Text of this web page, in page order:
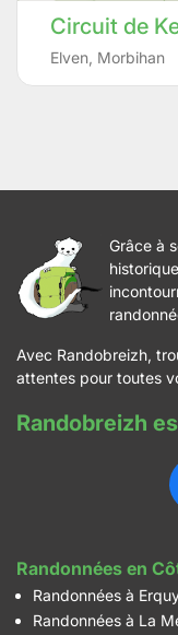
Circuit de
Elven Morbihan
Grâce à
Avec Randobreizh,
attentes pour toutes
Randobreizh
Randonnées en
Randonnées à
Randonnées à La